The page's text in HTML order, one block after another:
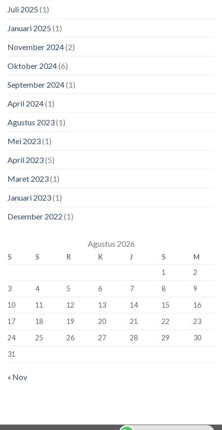
Juli 2025 (1)
Januari 2025 (1)
November 2024(2)
Oktober 2024(6)
September 2024(1)
April 2024(1)
Agustus 2023(1)
Mei 2023(1)
April 2023(5)
Maret 2023(1)
Januari 2023(1)
Desember 2022 (1)
Agustus 2026
S S R K J S
M
1
2
3
4 5 6 7 8
9
10
11 12 13 14 15
16
17
18 19 20 21 22
23
24
25 26 27 28 29
30
31
« Nov